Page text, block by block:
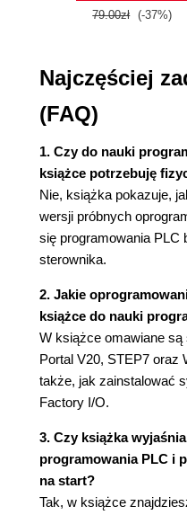
2.4.3.
obsługi
programowa
Rozdział 3.
PLC
3.1.
3.2. STEP7
3.3. WinCC
3.4. Wymagane
3.4.1. Licencje
3.4.2. Licencje
oraz
3.4.3. Zakup
3.5. Czy do nauki
sterownika?
3.6.1.
symulatorem
3.6.2.
3.7. Czy wersja
79.00zł (-37%)
Najczęściej
(FAQ)
1. Czy do nauki
książce potrzebuję
Nie, książka pokazuje,
wersji próbnych
się programowania PLC
sterownika.
2. Jakie
książce do nauki
W książce omawiane
Portal V20, STEP7 oraz
także, jak zainstalować
Factory I/O.
3. Czy książka
programowania PLC i
na start?
Tak, w książce